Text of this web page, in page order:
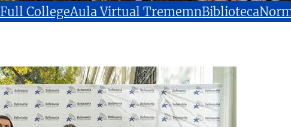
Full CollegeAula Virtual TrememnBiblioteca